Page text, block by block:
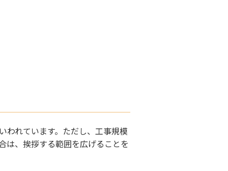
われています。ただし、工事規模
は、挨拶する範囲を広げることを